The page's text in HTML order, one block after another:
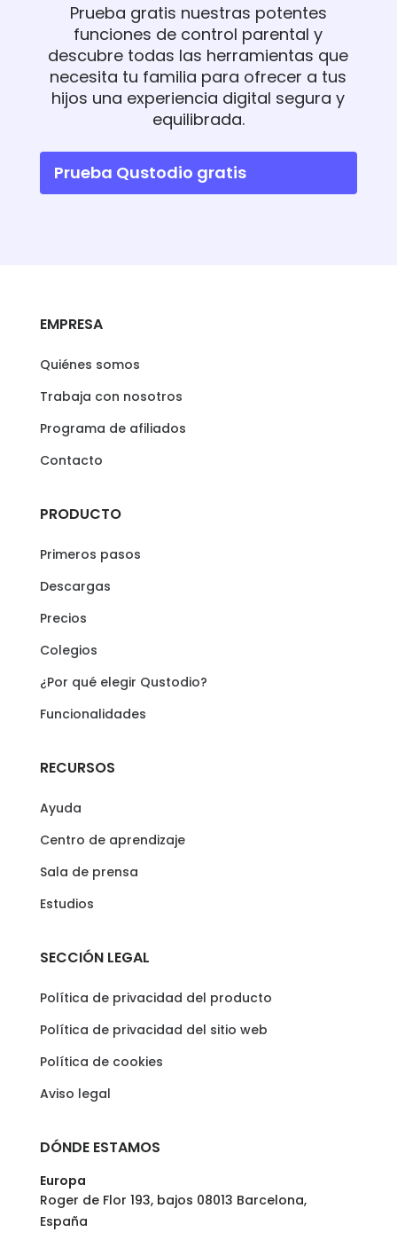
Prueba gratis nuestras potentes
funciones de control parental y
descubre todas las herramientas que
necesita tu familia para ofrecer a tus
hijos una experiencia digital segura y
equilibrada.
Prueba Qustodio gratis
EMPRESA
Quiénes somos
Trabaja con nosotros
Programa de afiliados
Contacto
PRODUCTO
Primeros pasos
Descargas
Precios
Colegios
¿Por qué elegir Qustodio?
Funcionalidades
RECURSOS
Ayuda
Centro de aprendizaje
Sala de prensa
Estudios
SECCIÓN LEGAL
Política de privacidad del producto
Política de privacidad del sitio web
Política de cookies
Aviso legal
DÓNDE ESTAMOS
Europa
Roger de Flor 193, bajos 08013 Barcelona,
España